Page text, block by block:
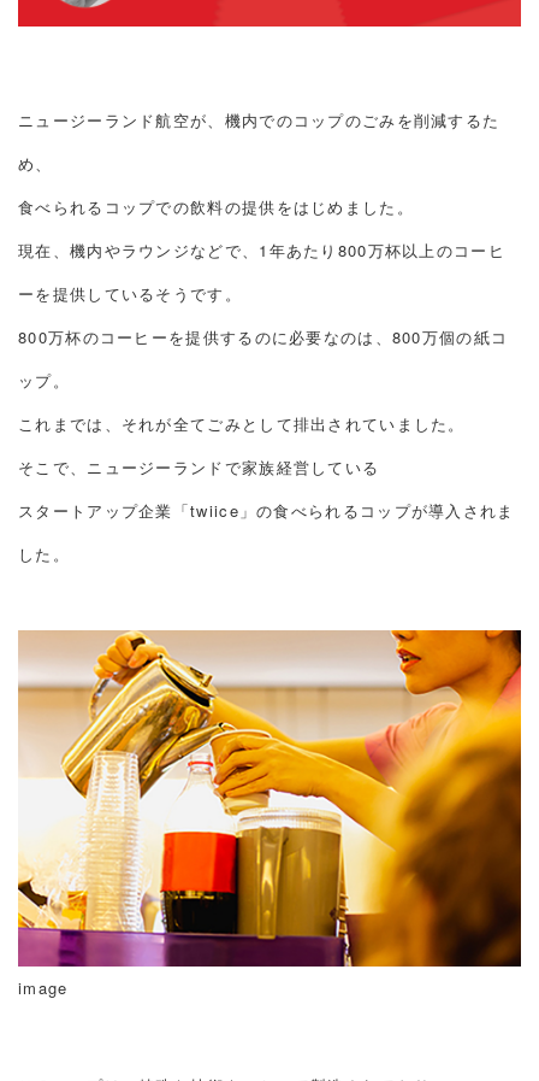
ニュージーランド航空が、機内でのコップのごみを削減するた
め、
食べられるコップでの飲料の提供をはじめました。
現在、機内やラウンジなどで、1年あたり800万杯以上のコーヒ
ーを提供しているそうです。
800万杯のコーヒーを提供するのに必要なのは、800万個の紙コ
ップ。
これまでは、それが全てごみとして排出されていました。
そこで、ニュージーランドで家族経営している
スタートアップ企業「twiice」の食べられるコップが導入されま
した。
image